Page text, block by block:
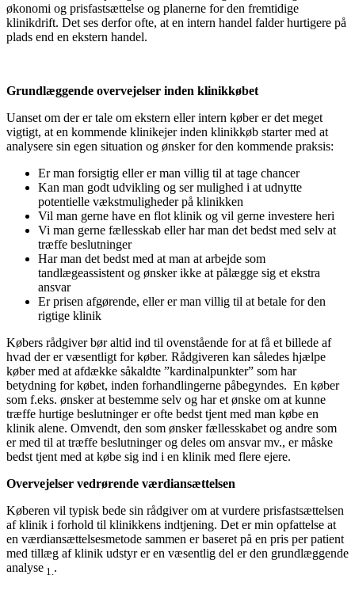
økonomi og prisfastsættelse og planerne for den fremtidige
klinikdrift. Det ses derfor ofte, at en intern handel falder hurtigere på
plads end en ekstern handel.
Grundlæggende overvejelser inden klinikkøbet
Uanset om der er tale om ekstern eller intern køber er det meget
vigtigt, at en kommende klinikejer inden klinikkøb starter med at
analysere sin egen situation og ønsker for den kommende praksis:
Er man forsigtig eller er man villig til at tage chancer
Kan man godt udvikling og ser mulighed i at udnytte
potentielle vækstmuligheder på klinikken
Vil man gerne have en flot klinik og vil gerne investere heri
Vi man gerne fællesskab eller har man det bedst med selv at
træffe beslutninger
Har man det bedst med at man at arbejde som
tandlægeassistent og ønsker ikke at pålægge sig et ekstra
ansvar
Er prisen afgørende, eller er man villig til at betale for den
rigtige klinik
Købers rådgiver bør altid ind til ovenstående for at få et billede af
hvad der er væsentligt for køber. Rådgiveren kan således hjælpe
køber med at afdække såkaldte ”kardinalpunkter” som har
betydning for købet, inden forhandlingerne påbegyndes. En køber
som f.eks. ønsker at bestemme selv og har et ønske om at kunne
træffe hurtige beslutninger er ofte bedst tjent med man købe en
klinik alene. Omvendt, den som ønsker fællesskabet og andre som
er med til at træffe beslutninger og deles om ansvar mv., er måske
bedst tjent med at købe sig ind i en klinik med flere ejere.
Overvejelser vedrørende værdiansættelsen
Køberen vil typisk bede sin rådgiver om at vurdere prisfastsættelsen
af klinik i forhold til klinikkens indtjening. Det er min opfattelse at
en værdiansættelsesmetode sammen er baseret på en pris per patient
med tillæg af klinik udstyr er en væsentlig del er den grundlæggende
analyse 1..